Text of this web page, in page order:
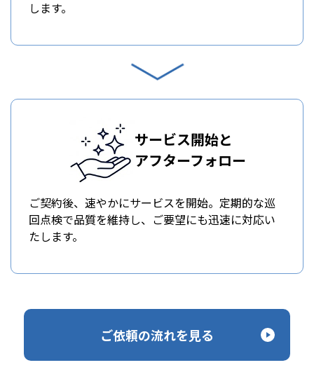
します。
サービス開始と
アフターフォロー
ご契約後、速やかにサービスを開始。定期的な巡
回点検で品質を維持し、ご要望にも迅速に対応い
たします。
ご依頼の流れを見る